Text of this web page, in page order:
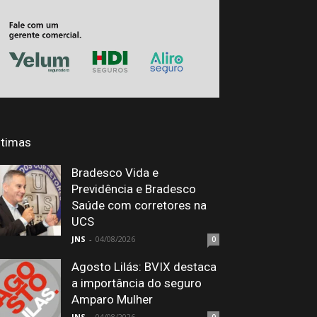
Bradesco Vida e
Previdência e Bradesco
Saúde com corretores na
UCS
JNS - 04/08/2026 0
Agosto Lilás: BVIX destaca
a importância do seguro
Amparo Mulher